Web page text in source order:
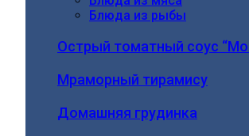
Блюда из рыбы
Острый томатный соус
Мраморный тирамису
Домашняя грудинка